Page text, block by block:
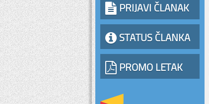
PRIJAVI ČLANAK
STATUS ČLANKA
PROMO LETAK